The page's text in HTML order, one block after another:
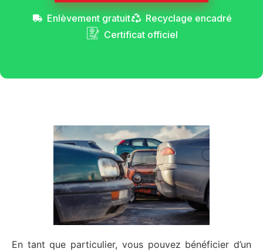
Enlèvement gratuit
Recyclage encadré
Certificat officiel
En tant que particulier, vous pouvez bénéficier d’un